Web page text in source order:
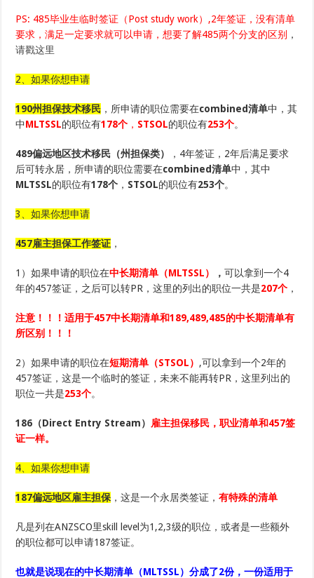
PS: 485毕业生临时签证（Post study work）,2年签证，没有清单
要求，满足一定要求就可以申请，想要了解485两个分支的区别 ，
请戳这里
2、如果你想申请
190州担保技术移民 ，所申请的职位需要在combined清单中，其
中MLTSSL的职位有178个 ， STSOL的职位有253个。
489偏远地区技术移民（州担保类）
，4年签证，2年后满足要求
后可转永居，所申请的职位需要在combined清单中，其中
MLTSSL的职位有178个 ， STSOL的职位有253个。
3、如果你想申请
457雇主担保工作签证 ，
1）如果申请的职位在中长期清单（MLTSSL） ，可以拿到一个4
年的457签证，之后可以转PR，这里的列出的职位一共是207个 ，
注意！！！适用于457中长期清单和189,489,485的中长期清单有
所区别！！！
2）如果申请的职位在短期清单（STSOL） ,可以拿到一个2年的
457签证，这是一个临时的签证，未来不能再转PR，这里列出的
职位一共是253个。
186（Direct Entry Stream）
雇主担保移民，职业清单和457签
证一样。
4、如果你想申请
187偏远地区雇主担保 ，这是一个永居类签证，有特殊的清单
凡是列在ANZSCO里skill level为1,2,3级的职位，或者是一些额外
的职位都可以申请187签证。
也就是说现在的中长期清单（MLTSSL）分成了2份，一份适用于